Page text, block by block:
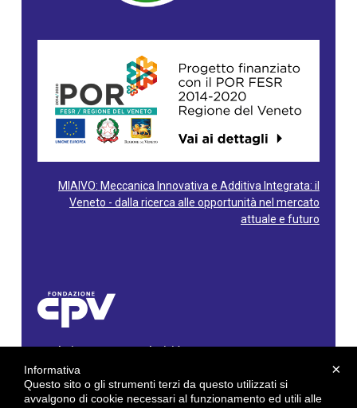
MIAIVO: Meccanica Innovativa e Additiva Integrata: il
Veneto - dalla ricerca alle opportunità nel mercato
attuale e futuro
Via Gioacchino Rossini, 60 - 36100 Vicenza - Italy
Tel. 0444/960500 - Fax 0444/1932220
C.F. e P. IVA: 02429800242
×
Informativa
Questo sito o gli strumenti terzi da questo utilizzati si
avvalgono di cookie necessari al funzionamento ed utili alle